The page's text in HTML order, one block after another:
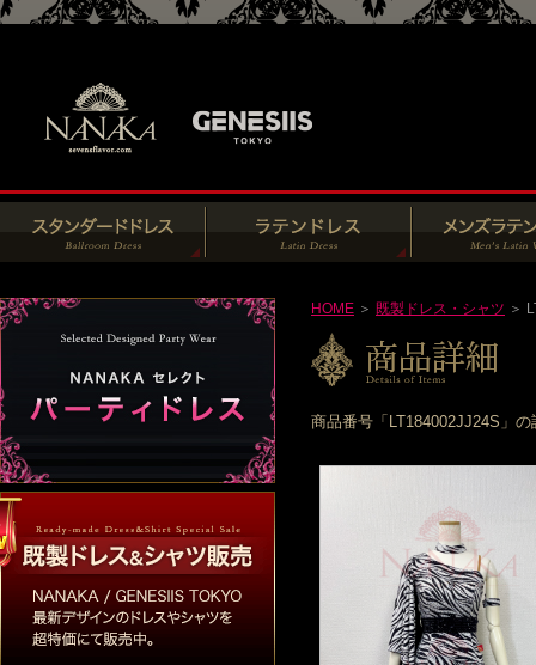
HOME ＞ 既製ドレス・シャツ ＞
商品番号「LT184002JJ24S」